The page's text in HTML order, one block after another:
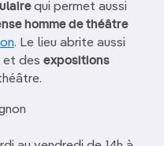
qui permet aussi
homme de théâtre
. Le lieu abrite aussi
et des expositions